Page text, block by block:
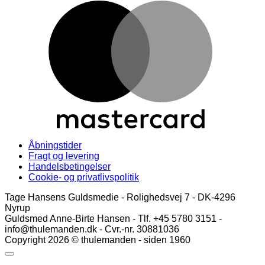
Åbningstider
Fragt og levering
Handelsbetingelser
Cookie- og privatlivspolitik
Tage Hansens Guldsmedie - Rolighedsvej 7 - DK-4296
Nyrup
Guldsmed Anne-Birte Hansen - Tlf. +45 5780 3151 -
info@thulemanden.dk - Cvr.-nr. 30881036
Copyright 2026 © thulemanden - siden 1960